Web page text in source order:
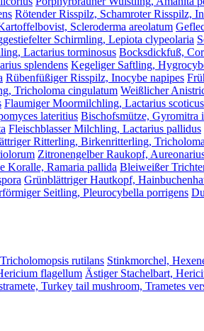
Rötender Risspilz, Schamroter Risspilz,
Scleroderma areolatum
Schirmling, Lepiota clypeolaria
Lactarius torminosus Bocksdickfuß,
splendens Kegeliger Saftling,
Rübenfüßiger Risspilz, Inocybe napipes
Tricholoma cingulatum Weißlicher
Flaumiger Moormilchling, Lactarius scoticus
lateritius Bischofsmütze, Gyromitra
Fleischblasser Milchling, Lactarius pallidus
Ritterling, Birkenritterling,
Zitronengelber Raukopf,
Koralle, Ramaria pallida Bleiweißer
Grünblättriger Hautkopf,
Seitling, Pleurocybella porrigens
rutilans Stinkmorchel,
flagellum Ästiger Stachelbart,
Turkey tail mushroom, Trametes